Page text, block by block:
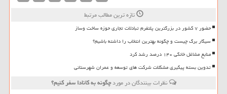
تازه ترین مطالب مرتبط
حضور ۷ کشور در بزرگترین پلتفرم تبادلات تجاری حوزه ساخت وساز
سیگار برگ چیست و چگونه بهترین انتخاب را داشته باشیم؟
منابع مشاغل خانگی ۱۴۰ درصد رشد کرد
تدوین بسته پیگیری مشکلات شرکت های توسعه و عمران شهرستانی
نظرات بینندگان در موردچگونه به كانادا سفر كنیم؟